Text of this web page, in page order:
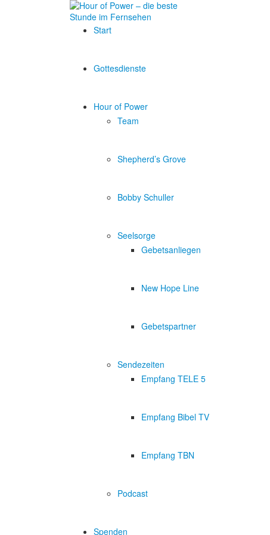
Start
Gottesdienste
Hour of Power
Team
Shepherd’s Grove
Bobby Schuller
Seelsorge
Gebetsanliegen
New Hope Line
Gebetspartner
Sendezeiten
Empfang TELE 5
Empfang Bibel TV
Empfang TBN
Podcast
Spenden